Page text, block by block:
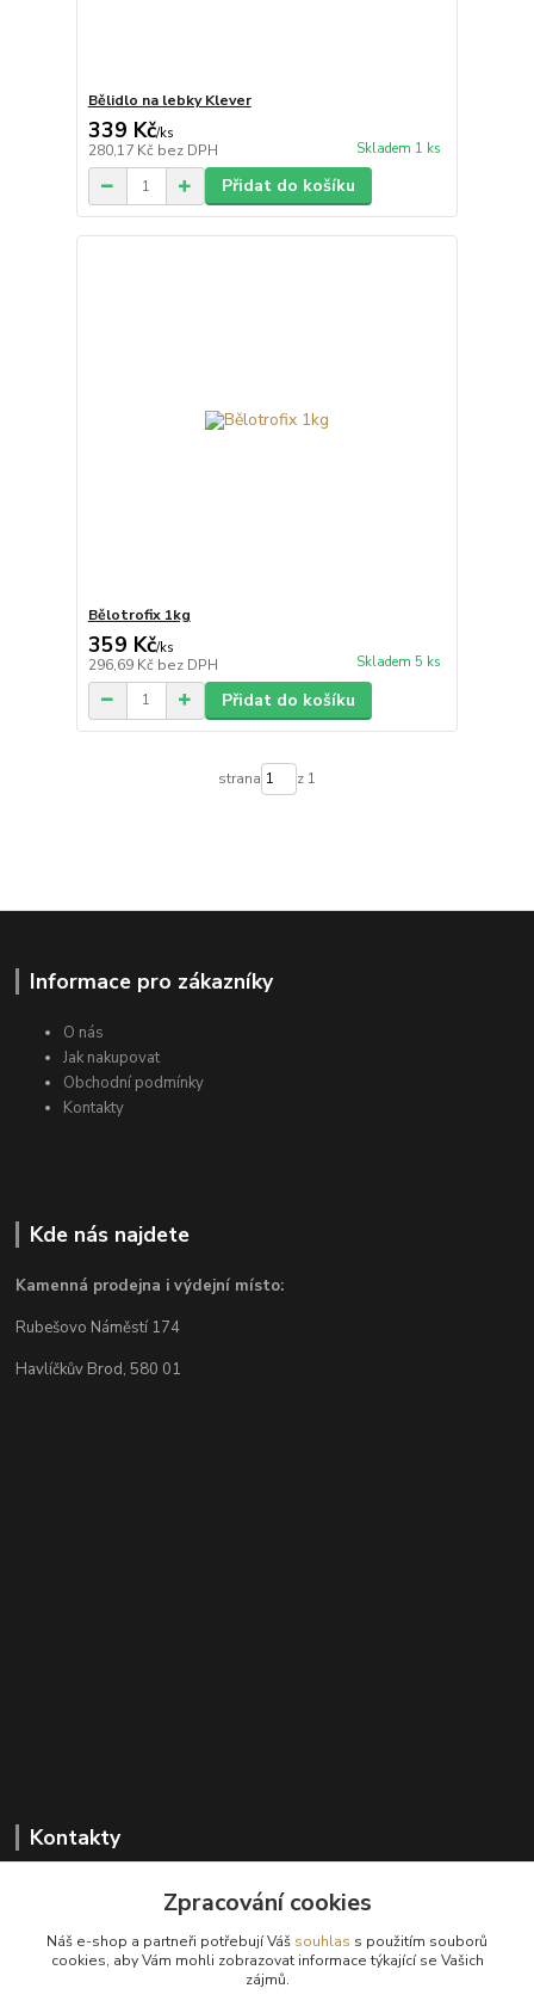
Bělidlo na lebky Klever
339 Kč/ks
280,17 Kč bez DPH Skladem 1 ks
Přidat do košíku
Bělotrofix 1kg
359 Kč/ks
296,69 Kč bez DPH Skladem 5 ks
Přidat do košíku
strana z 1
Informace pro zákazníky
O nás
Jak nakupovat
Obchodní podmínky
Kontakty
Kde nás najdete
Kamenná prodejna i výdejní místo:
Rubešovo Náměstí 174
Havlíčkův Brod, 580 01
Kontakty
+420 602 647 136
(Po-Pá, 9-18 hod.)
Zpracování cookies
Náš e-shop a partneři potřebují Váš souhlas s použitím souborů
cookies, aby Vám mohli zobrazovat informace týkající se Vašich
zájmů.